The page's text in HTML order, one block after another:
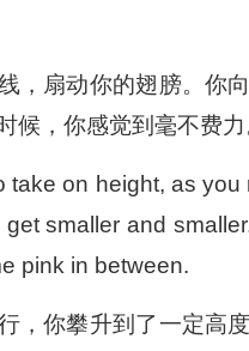
，扇动你的翅膀。你
候，你感觉到毫不费力
take on height, as
smaller and
pink in between.
，你攀升到了一定高